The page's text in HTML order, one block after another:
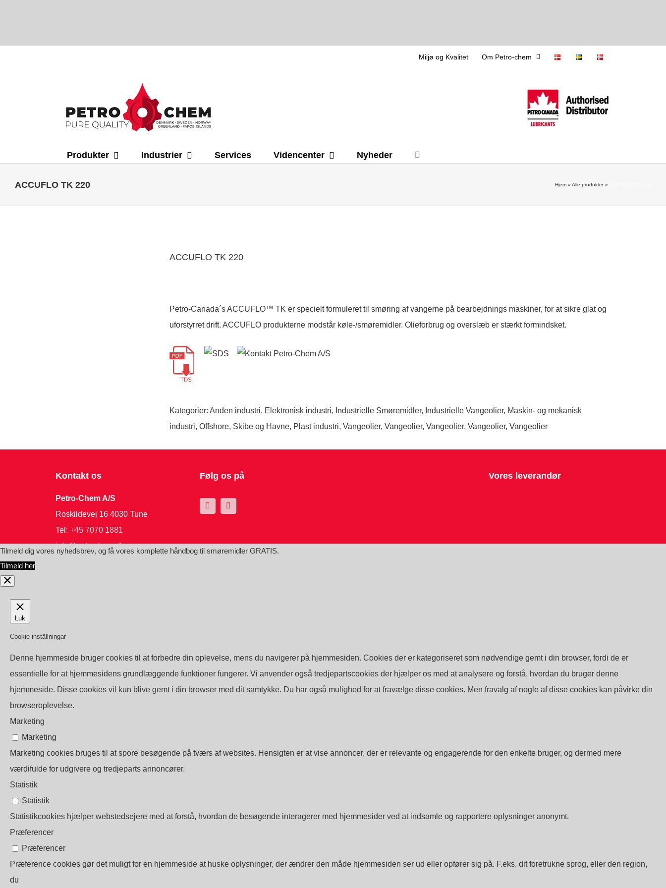
Miljø og Kvalitet Om Petro-chem
Produkter Industrier Services Videncenter Nyheder
ACCUFLO TK 220 Hjem » Alle produkter»
ACCUFLO TK 220
Petro-Canada´s ACCUFLO™ TK er specielt formuleret til smøring af vangerne på bearbejdnings maskiner, for at sikre glat og
uforstyrret drift. ACCUFLO produkterne modstår køle-/smøremidler. Olieforbrug og overslæb er stærkt formindsket.
Kategorier: Anden industri, Elektronisk industri, Industrielle Smøremidler, Industrielle Vangeolier, Maskin- og mekanisk
industri, Offshore, Skibe og Havne, Plast industri, Vangeolier, Vangeolier, Vangeolier, Vangeolier, Vangeolier
Kontakt os
Petro-Chem A/S
Roskildevej 16 4030 Tune
Tel: +45 7070 1881
info@petrochem.dk
Følg os på Vores leverandør
Tilmeld dig vores nyhedsbrev, og få vores komplette håndbog til smøremidler GRATIS.
Tilmeld her
Luk
Cookie-inställningar
Denne hjemmeside bruger cookies til at forbedre din oplevelse, mens du navigerer på hjemmesiden. Cookies der er kategoriseret som nødvendige gemt i din browser, fordi de er
essentielle for at hjemmesidens grundlæggende funktioner fungerer. Vi anvender også tredjepartscookies der hjælper os med at analysere og forstå, hvordan du bruger denne
hjemmeside. Disse cookies vil kun blive gemt i din browser med dit samtykke. Du har også mulighed for at fravælge disse cookies. Men fravalg af nogle af disse cookies kan påvirke din
browseroplevelse.
Marketing
Marketing
Marketing cookies bruges til at spore besøgende på tværs af websites. Hensigten er at vise annoncer, der er relevante og engagerende for den enkelte bruger, og dermed mere
værdifulde for udgivere og tredjeparts annoncører.
Statistik
Statistik
Statistikcookies hjælper webstedsejere med at forstå, hvordan de besøgende interagerer med hjemmesider ved at indsamle og rapportere oplysninger anonymt.
Præferencer
Præferencer
Præference cookies gør det muligt for en hjemmeside at huske oplysninger, der ændrer den måde hjemmesiden ser ud eller opfører sig på. F.eks. dit foretrukne sprog, eller den region,
du